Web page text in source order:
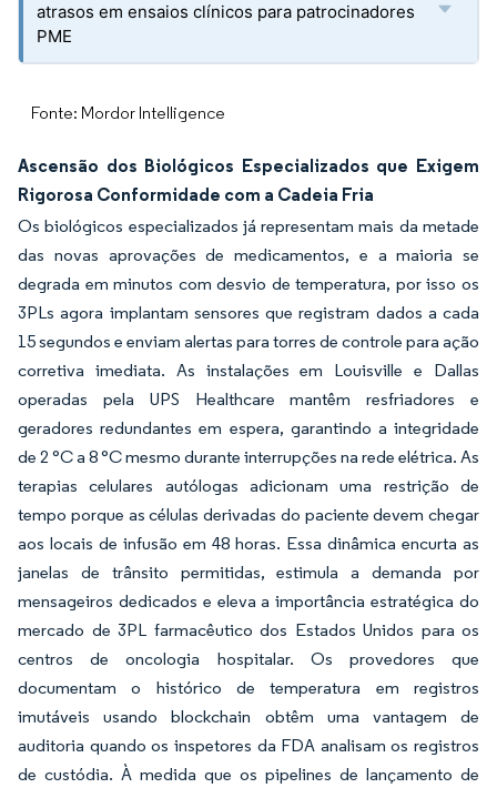
atrasos em ensaios clínicos para patrocinadores
PME
Fonte: Mordor Intelligence
Ascensão dos Biológicos Especializados que Exigem
Rigorosa Conformidade com a Cadeia Fria
Os biológicos especializados já representam mais da metade
das novas aprovações de medicamentos, e a maioria se
degrada em minutos com desvio de temperatura, por isso os
3PLs agora implantam sensores que registram dados a cada
15 segundos e enviam alertas para torres de controle para ação
corretiva imediata. As instalações em Louisville e Dallas
operadas pela UPS Healthcare mantêm resfriadores e
geradores redundantes em espera, garantindo a integridade
de 2 °C a 8 °C mesmo durante interrupções na rede elétrica. As
terapias celulares autólogas adicionam uma restrição de
tempo porque as células derivadas do paciente devem chegar
aos locais de infusão em 48 horas. Essa dinâmica encurta as
janelas de trânsito permitidas, estimula a demanda por
mensageiros dedicados e eleva a importância estratégica do
mercado de 3PL farmacêutico dos Estados Unidos para os
centros de oncologia hospitalar. Os provedores que
documentam o histórico de temperatura em registros
imutáveis usando blockchain obtêm uma vantagem de
auditoria quando os inspetores da FDA analisam os registros
de custódia. À medida que os pipelines de lançamento de